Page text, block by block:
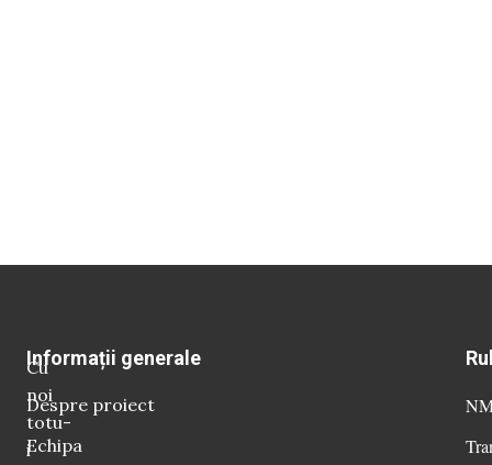
Cu
noi
totu-
i
Informații generale
Despre proiect
Echipa